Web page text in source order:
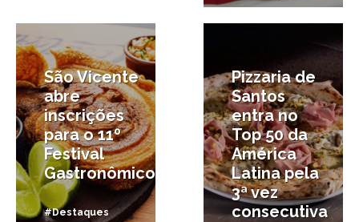
São Vicente
abre
inscrições
para o 11º
Festival
Gastronômico
#Destaques
15/05/2026
Pizzaria de
Santos
entra no
Top 50 da
América
Latina pela
3ª vez
consecutiva